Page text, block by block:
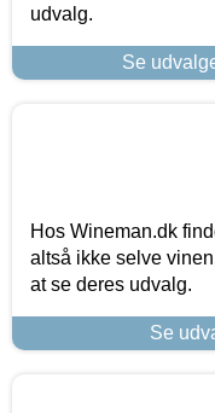
udvalg.
Se
Hos Wineman.dk
altså ikke selve
at se deres udvalg.
Se